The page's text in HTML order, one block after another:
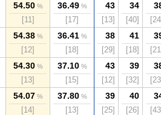
54.50%
[11]
36.49%
[17]
43
[13]
34
[40]
54.38%
[12]
36.41%
[18]
38
[29]
41
[18]
54.30%
[13]
37.10%
[15]
43
[12]
39
[32]
54.07%
[14]
37.80%
[13]
39
[25]
40
[26]